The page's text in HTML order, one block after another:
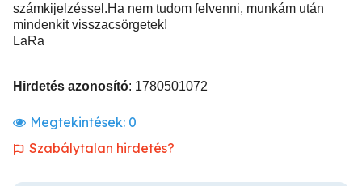
számkijelzéssel.Ha nem tudom felvenni, munkám után
mindenkit visszacsörgetek!
LaRa
Hirdetés azonosító: 1780501072
Megtekintések: 0
Szabálytalan hirdetés?